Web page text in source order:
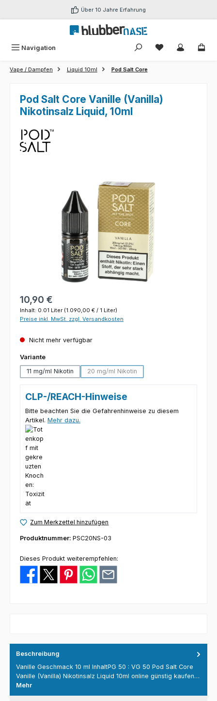
Zum Hauptinhalt springen Über 10 Jahre Erfahrung
Navigation Du hast 0
Vape / Dampfen Liquid 10ml Pod Salt Core
Pod Salt Core Vanille (Vanilla)
Nikotinsalz Liquid, 10ml
Regulärer Preis:
10,90 €
Inhalt: 0.01 Liter (1.090,00 € / 1 Liter)
Preise inkl. MwSt. zzgl. Versandkosten
Nicht mehr verfügbar
Varianteauswählen
11 mg/ml Nikotin
20 mg/ml Nikotin
(Diese Option ist zurzeit nicht
CLP-/REACH-Hinweise
Bitte beachten Sie die Gefahrenhinweise zu diesem
Artikel. Mehr dazu.
Zum Merkzettel hinzufügen
Produktnummer: PSC20NS-03
Dieses Produkt weiterempfehlen:
Beschreibung
Vanille Geschmack 10 ml InhaltPG 50 : VG 50 Pod Salt Core
Vanille (Vanilla) Nikotinsalz Liquid 10ml online günstig kaufen…
Mehr